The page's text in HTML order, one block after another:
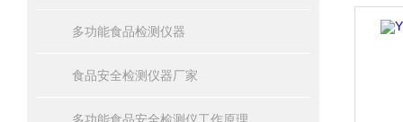
多功能食品检测仪器
食品安全检测仪器厂家